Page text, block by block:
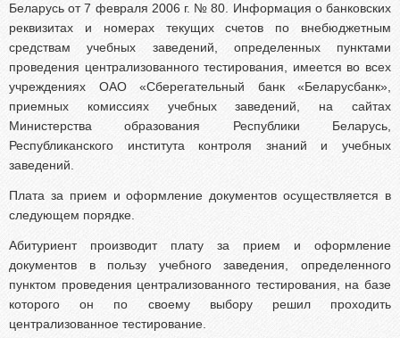
Беларусь от 7 февраля 2006 г. № 80. Информация о банковских
реквизитах и номерах текущих счетов по внебюджетным
средствам учебных заведений, определенных пунктами
проведения централизованного тестирования, имеется во всех
учреждениях ОАО «Сберегательный банк «Беларусбанк»,
приемных комиссиях учебных заведений, на сайтах
Министерства образования Республики Беларусь,
Республиканского института контроля знаний и учебных
заведений.
Плата за прием и оформление документов осуществляется в
следующем порядке.
Абитуриент производит плату за прием и оформление
документов в пользу учебного заведения, определенного
пунктом проведения централизованного тестирования, на базе
которого он по своему выбору решил проходить
централизованное тестирование.